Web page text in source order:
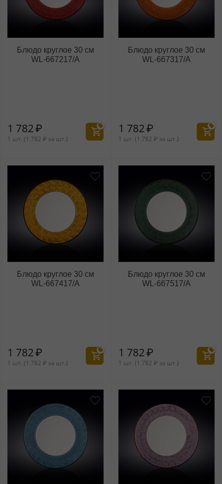
Блюдо круглое 30 см
WL‑667217/A
1 782₽
1 шт. (1 782 ₽ за шт.)
Блюдо круглое 30 см
WL‑667317/A
1 782₽
1 шт. (1 782 ₽ за шт.)
Блюдо круглое 30 см
WL‑667417/A
1 782₽
1 шт. (1 782 ₽ за шт.)
Блюдо круглое 30 см
WL‑667517/A
1 782₽
1 шт. (1 782 ₽ за шт.)